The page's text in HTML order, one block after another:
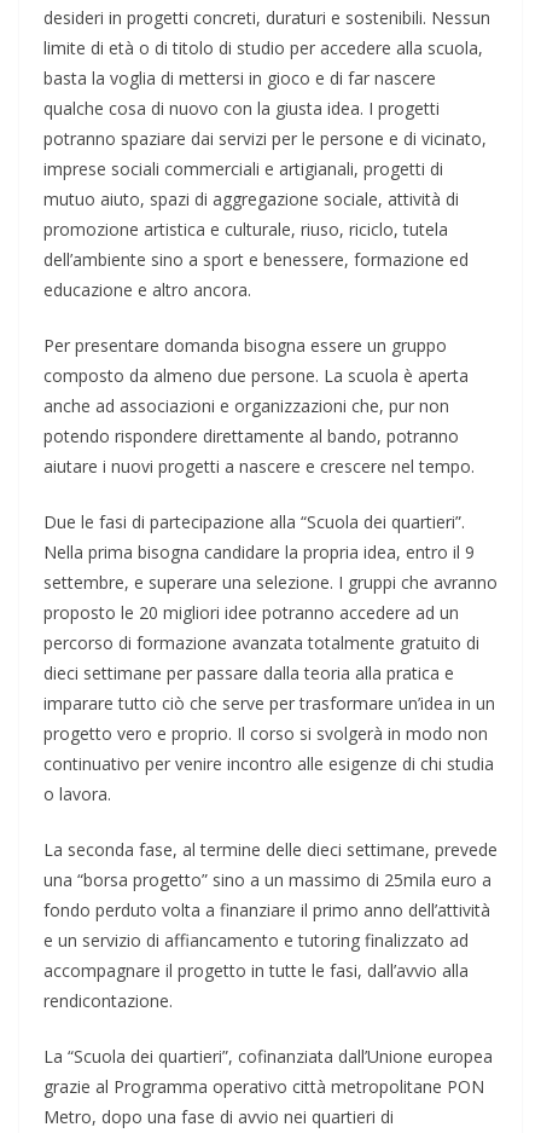
desideri in progetti concreti, duraturi e sostenibili. Nessun
limite di età o di titolo di studio per accedere alla scuola,
basta la voglia di mettersi in gioco e di far nascere
qualche cosa di nuovo con la giusta idea. I progetti
potranno spaziare dai servizi per le persone e di vicinato,
imprese sociali commerciali e artigianali, progetti di
mutuo aiuto, spazi di aggregazione sociale, attività di
promozione artistica e culturale, riuso, riciclo, tutela
dell’ambiente sino a sport e benessere, formazione ed
educazione e altro ancora.
Per presentare domanda bisogna essere un gruppo
composto da almeno due persone. La scuola è aperta
anche ad associazioni e organizzazioni che, pur non
potendo rispondere direttamente al bando, potranno
aiutare i nuovi progetti a nascere e crescere nel tempo.
Due le fasi di partecipazione alla “Scuola dei quartieri”.
Nella prima bisogna candidare la propria idea, entro il 9
settembre, e superare una selezione. I gruppi che avranno
proposto le 20 migliori idee potranno accedere ad un
percorso di formazione avanzata totalmente gratuito di
dieci settimane per passare dalla teoria alla pratica e
imparare tutto ciò che serve per trasformare un’idea in un
progetto vero e proprio. Il corso si svolgerà in modo non
continuativo per venire incontro alle esigenze di chi studia
o lavora.
La seconda fase, al termine delle dieci settimane, prevede
una “borsa progetto” sino a un massimo di 25mila euro a
fondo perduto volta a finanziare il primo anno dell’attività
e un servizio di affiancamento e tutoring finalizzato ad
accompagnare il progetto in tutte le fasi, dall’avvio alla
rendicontazione.
La “Scuola dei quartieri”, cofinanziata dall’Unione europea
grazie al Programma operativo città metropolitane PON
Metro, dopo una fase di avvio nei quartieri di